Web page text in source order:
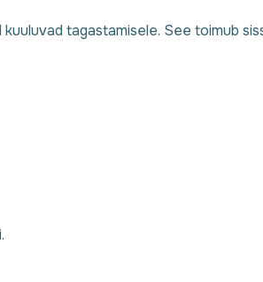
tagastamisele. See toimub